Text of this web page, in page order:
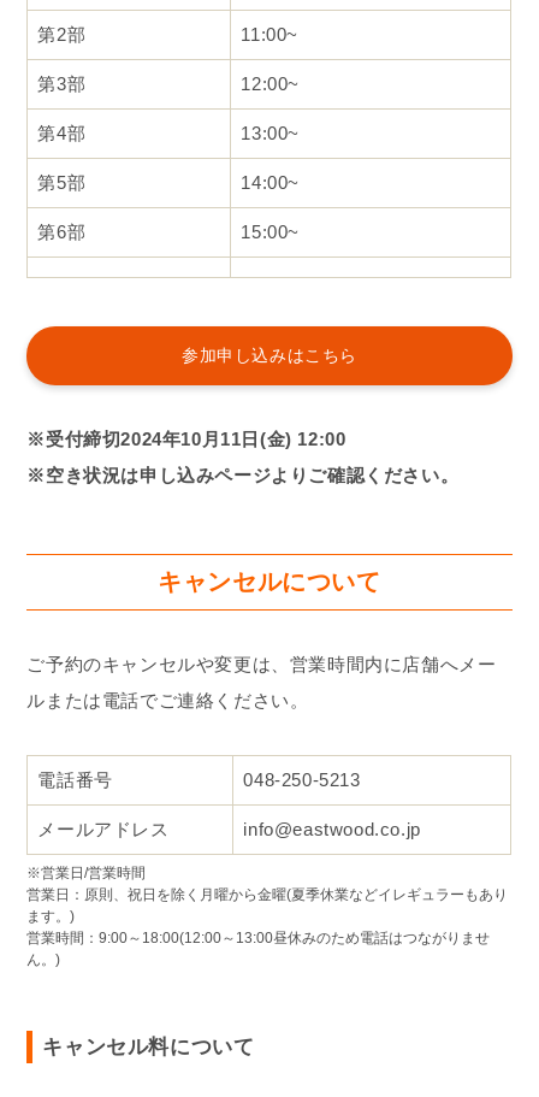
第2部 11:00~
第3部 12:00~
第4部 13:00~
第5部 14:00~
第6部 15:00~
参加申し込みはこちら
※受付締切2024年10月11日(金) 12:00
※空き状況は申し込みページよりご確認ください。
キャンセルについて
ご予約のキャンセルや変更は、営業時間内に店舗へメー
ルまたは電話でご連絡ください。
電話番号 048-250-5213
メールアドレス info@eastwood.co.jp
※営業日/営業時間
営業日：原則、祝日を除く月曜から金曜(夏季休業などイレギュラーもあり
ます。)
営業時間：9:00～18:00(12:00～13:00昼休みのため電話はつながりませ
ん。)
キャンセル料について